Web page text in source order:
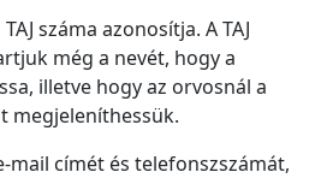
száma azonosítja. A TAJ
még a nevét, hogy a
illetve hogy az orvosnál a
megjeleníthessük.
mail címét és telefonszszámát,